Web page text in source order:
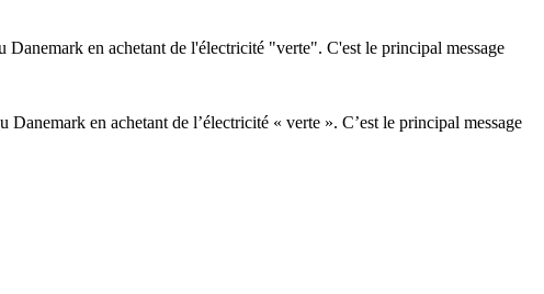
en achetant de l'électricité "verte". C'est le principal message
en achetant de l’électricité « verte ». C’est le principal message